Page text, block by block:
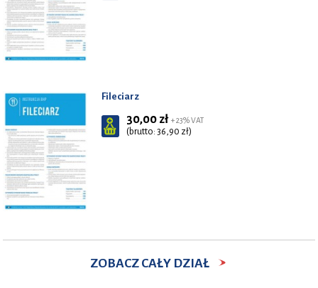
Fileciarz
30,00 zł + 23% VAT
(brutto: 36,90 zł)
ZOBACZ CAŁY DZIAŁ